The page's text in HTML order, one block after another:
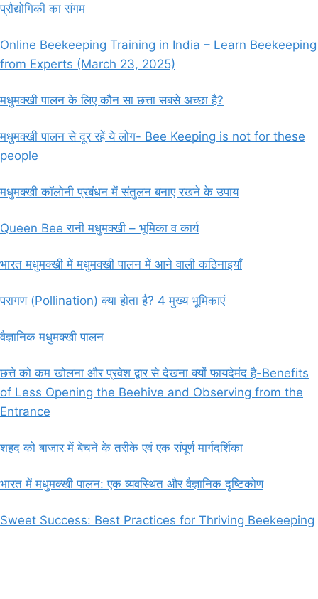
प्रौद्योगिकी का संगम
Online Beekeeping Training in India – Learn Beekeeping
from Experts (March 23, 2025)
मधुमक्खी पालन के लिए कौन सा छत्ता सबसे अच्छा है?
मधुमक्खी पालन से दूर रहें ये लोग- Bee Keeping is not for these
people
मधुमक्खी कॉलोनी प्रबंधन में संतुलन बनाए रखने के उपाय
Queen Bee रानी मधुमक्खी – भूमिका व कार्य
भारत मधुमक्खी में मधुमक्खी पालन में आने वाली कठिनाइयाँ
परागण (Pollination) क्या होता है? 4 मुख्य भूमिकाएं
वैज्ञानिक मधुमक्खी पालन
छत्ते को कम खोलना और प्रवेश द्वार से देखना क्यों फायदेमंद है-Benefits
of Less Opening the Beehive and Observing from the
Entrance
शहद को बाजार में बेचने के तरीके एवं एक संपूर्ण मार्गदर्शिका
भारत में मधुमक्खी पालन: एक व्यवस्थित और वैज्ञानिक दृष्टिकोण
Sweet Success: Best Practices for Thriving Beekeeping